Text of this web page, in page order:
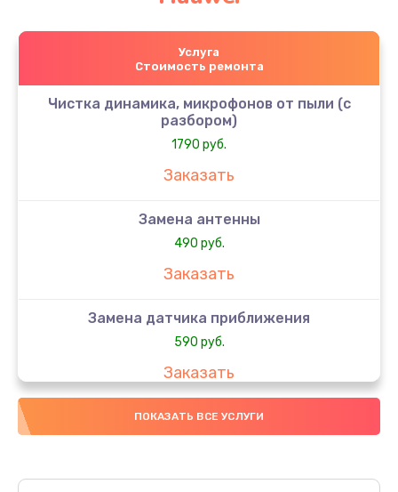
Услуга
Стоимость ремонта
Чистка динамика, микрофонов от пыли (с
разбором)
1790 руб.
Заказать
Замена антенны
490 руб.
Заказать
Замена датчика приближения
590 руб.
Заказать
Замена стекла
ПОКАЗАТЬ ВСЕ УСЛУГИ